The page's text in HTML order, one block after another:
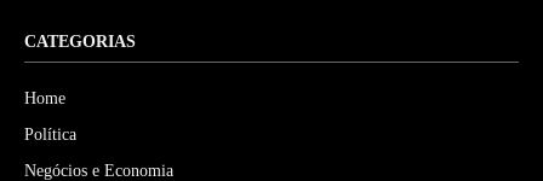
CATEGORIAS
Home
Política
Negócios e Economia